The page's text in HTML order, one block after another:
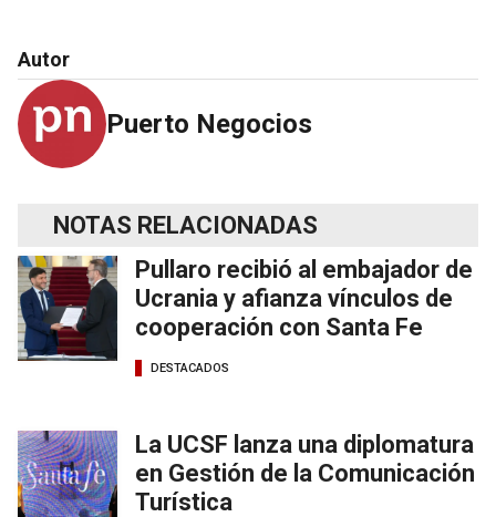
Autor
Puerto Negocios
NOTAS RELACIONADAS
Pullaro recibió al embajador de
Ucrania y afianza vínculos de
cooperación con Santa Fe
DESTACADOS
La UCSF lanza una diplomatura
en Gestión de la Comunicación
Turística